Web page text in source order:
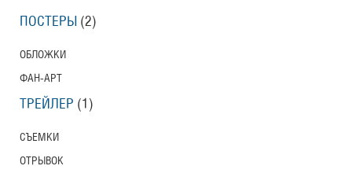
ПОСТЕРЫ (2)
ОБЛОЖКИ
ФАН-АРТ
ТРЕЙЛЕР (1)
СЪЕМКИ
ОТРЫВОК